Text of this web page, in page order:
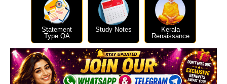
Statement
Type QA
Study Notes
Kerala
Renaissance